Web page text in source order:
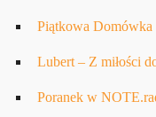
Piątkowa Domówka
Lubert – Z miłości
Poranek w